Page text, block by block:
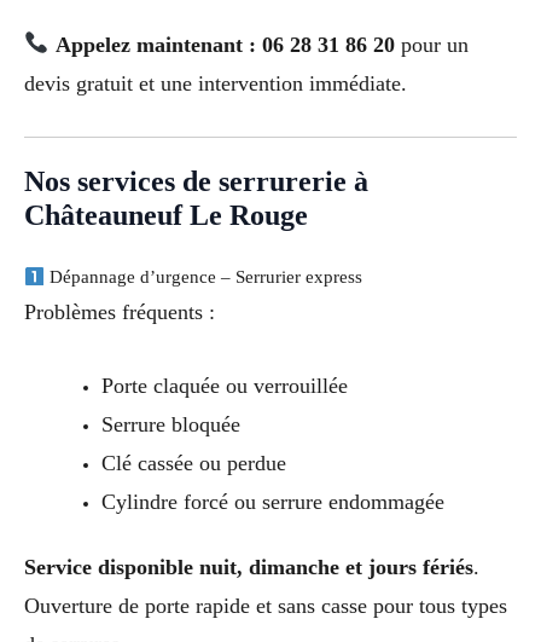
Appelez maintenant : 06 28 31 86 20pour un
devis gratuit et une intervention immédiate.
Nos services de serrurerie à
Châteauneuf Le Rouge
Dépannage d’urgence – Serrurier express
Problèmes fréquents :
Porte claquée ou verrouillée
Serrure bloquée
Clé cassée ou perdue
Cylindre forcé ou serrure endommagée
Service disponible nuit, dimanche et jours fériés.
Ouverture de porte rapide et sans casse pour tous types